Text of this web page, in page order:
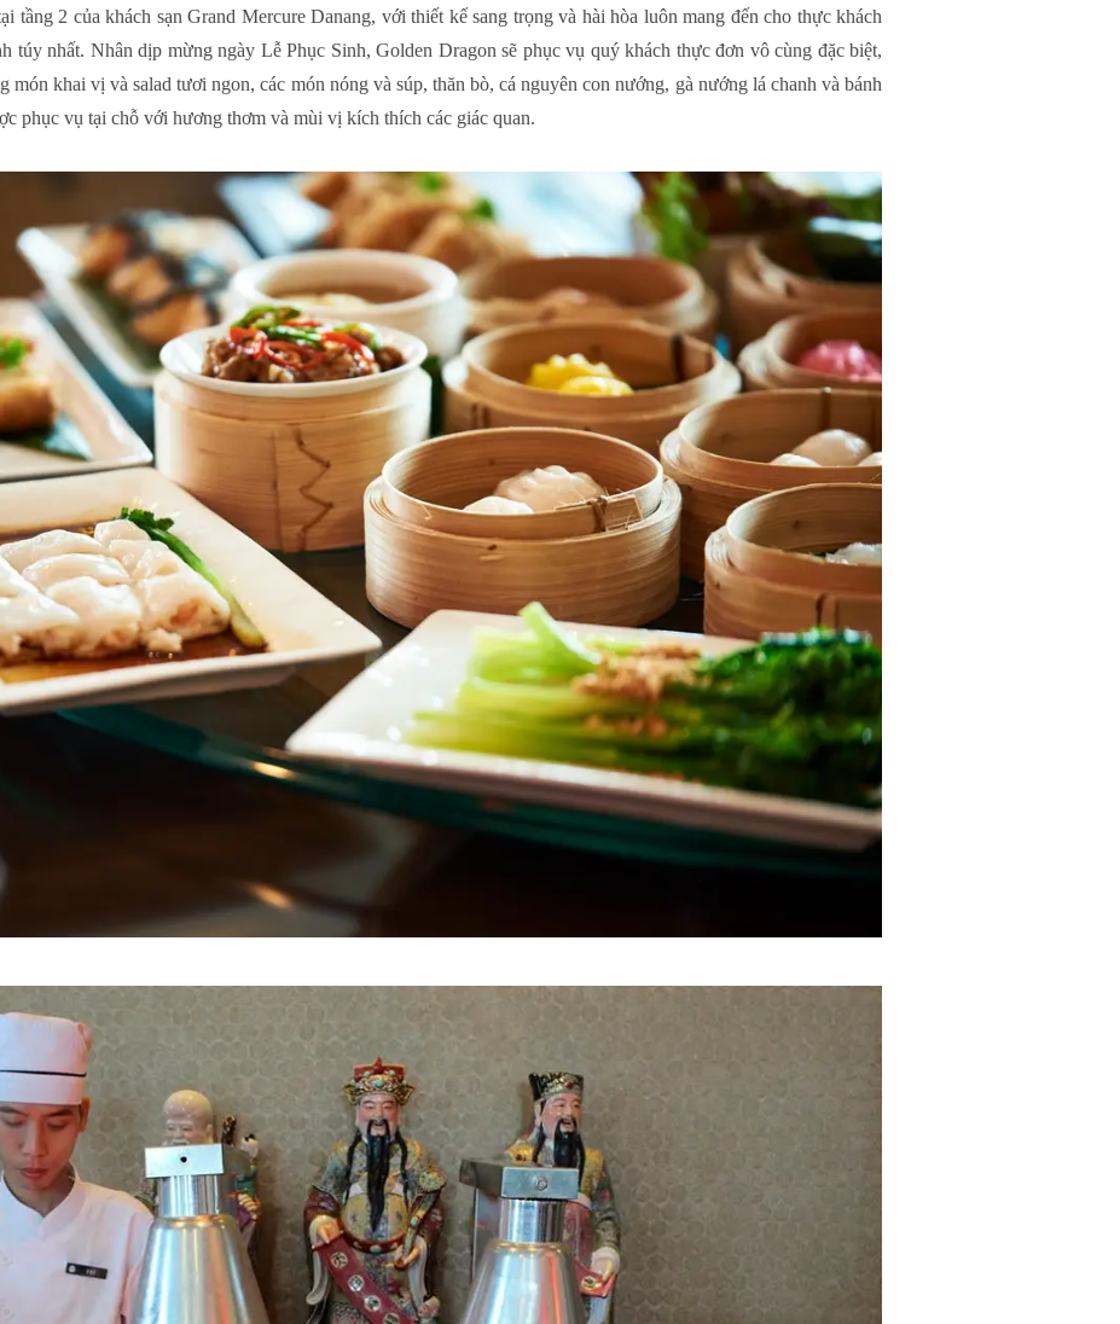
tầng 2 của khách sạn Grand Mercure Danang, với thiết kế sang trọng và hài hòa luôn mang đến cho thực khách
túy nhất. Nhân dịp mừng ngày Lễ Phục Sinh, Golden Dragon sẽ phục vụ quý khách thực đơn vô cùng đặc biệt,
món khai vị và salad tươi ngon, các món nóng và súp, thăn bò, cá nguyên con nướng, gà nướng lá chanh và bánh
phục vụ tại chỗ với hương thơm và mùi vị kích thích các giác quan.